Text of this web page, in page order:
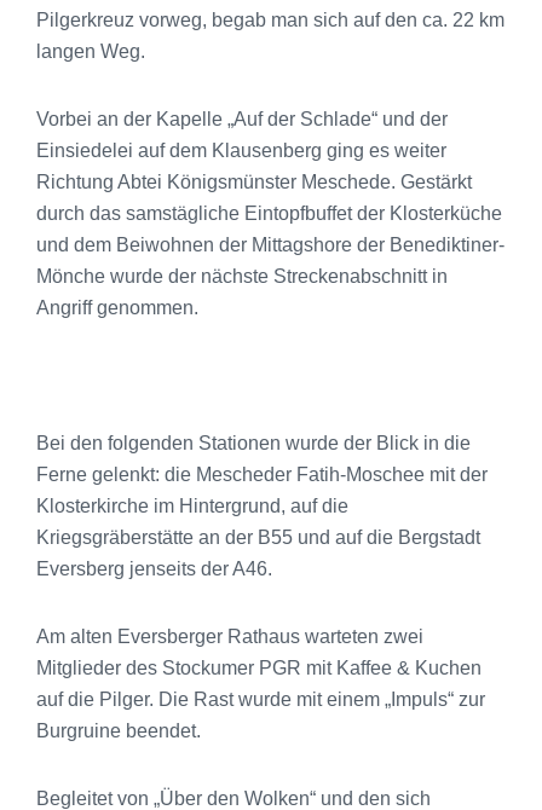
Pilgerkreuz vorweg, begab man sich auf den ca. 22 km
langen Weg.
Vorbei an der Kapelle „Auf der Schlade“ und der
Einsiedelei auf dem Klausenberg ging es weiter
Richtung Abtei Königsmünster Meschede. Gestärkt
durch das samstägliche Eintopfbuffet der Klosterküche
und dem Beiwohnen der Mittagshore der Benediktiner-
Mönche wurde der nächste Streckenabschnitt in
Angriff genommen.
Bei den folgenden Stationen wurde der Blick in die
Ferne gelenkt: die Mescheder Fatih-Moschee mit der
Klosterkirche im Hintergrund, auf die
Kriegsgräberstätte an der B55 und auf die Bergstadt
Eversberg jenseits der A46.
Am alten Eversberger Rathaus warteten zwei
Mitglieder des Stockumer PGR mit Kaffee & Kuchen
auf die Pilger. Die Rast wurde mit einem „Impuls“ zur
Burgruine beendet.
Begleitet von „Über den Wolken“ und den sich